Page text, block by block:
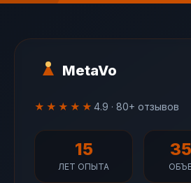
MetaVo
★★★★★ 4.9 · 80+ отзывов
15
ЛЕТ ОПЫТА